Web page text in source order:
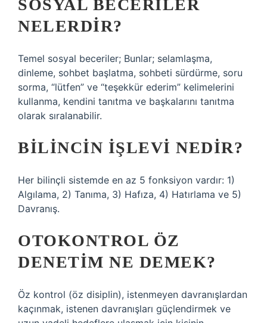
SOSYAL BECERILER
NELERDIR?
Temel sosyal beceriler; Bunlar; selamlaşma,
dinleme, sohbet başlatma, sohbeti sürdürme, soru
sorma, “lütfen” ve “teşekkür ederim” kelimelerini
kullanma, kendini tanıtma ve başkalarını tanıtma
olarak sıralanabilir.
BILINCIN IŞLEVI NEDIR?
Her bilinçli sistemde en az 5 fonksiyon vardır: 1)
Algılama, 2) Tanıma, 3) Hafıza, 4) Hatırlama ve 5)
Davranış.
OTOKONTROL ÖZ
DENETIM NE DEMEK?
Öz kontrol (öz disiplin), istenmeyen davranışlardan
kaçınmak, istenen davranışları güçlendirmek ve